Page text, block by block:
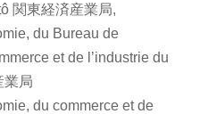
関東経済産業局,
du Bureau de
et de l’industrie du
業局
du commerce et de